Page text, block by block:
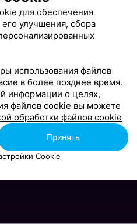
для обеспечения
его улучшения, сбора
использования файлов
в более позднее время.
информации о целях,
файлов cookie вы можете
обработки файлов cookie
Принять
Cookie